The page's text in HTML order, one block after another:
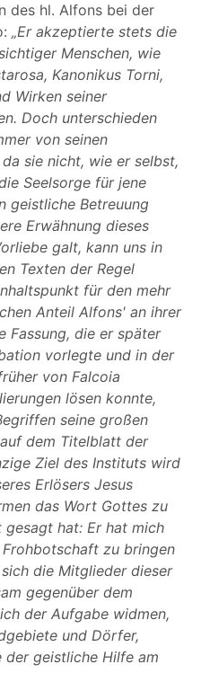
des hl. Alfons bei der
„Er akzeptierte stets die
Menschen, wie
Kanonikus Torni,
Wirken seiner
Doch unterschieden
von seinen
sie nicht, wie er selbst,
Seelsorge für jene
geistliche Betreuung
Erwähnung dieses
galt, kann uns in
Texten der Regel
für den mehr
Anteil Alfons' an ihrer
Fassung, die er später
vorlegte und in der
von Falcoia
lösen konnte,
seine großen
dem Titelblatt der
Ziel des Instituts wird
Erlösers Jesus
das Wort Gottes zu
gesagt hat: Er hat mich
zu bringen
die Mitglieder dieser
gegenüber dem
der Aufgabe widmen,
und Dörfer,
der geistliche Hilfe am